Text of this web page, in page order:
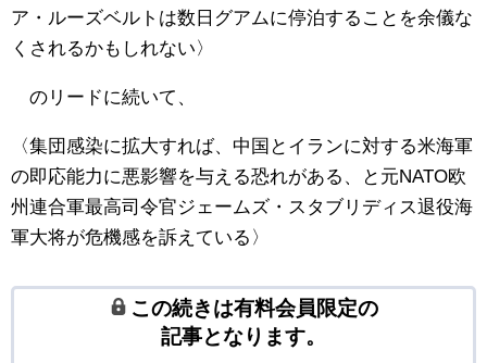
ア・ルーズベルトは数日グアムに停泊することを余儀な
くされるかもしれない〉
のリードに続いて、
〈集団感染に拡大すれば、中国とイランに対する米海軍
の即応能力に悪影響を与える恐れがある、と元NATO欧
州連合軍最高司令官ジェームズ・スタブリディス退役海
軍大将が危機感を訴えている〉
この続きは有料会員限定の
記事となります。